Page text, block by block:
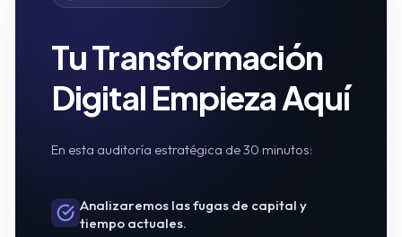
Tu Transformación
Digital Empieza Aquí
En esta auditoría estratégica de 30 minutos:
Analizaremos las fugas de capital y
tiempo actuales.